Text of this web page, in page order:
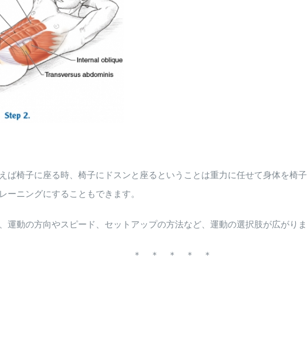
ば椅子に座る時、椅子にドスンと座るということは重力に任せて身体を椅
ニングにすることもできます。
動の方向やスピード、セットアップの方法など、運動の選択肢が広がりま
＊ ＊ ＊ ＊ ＊